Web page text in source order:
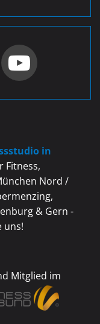
in
Fitness,
Nord /
& Gern -
uns!
Mitglied im